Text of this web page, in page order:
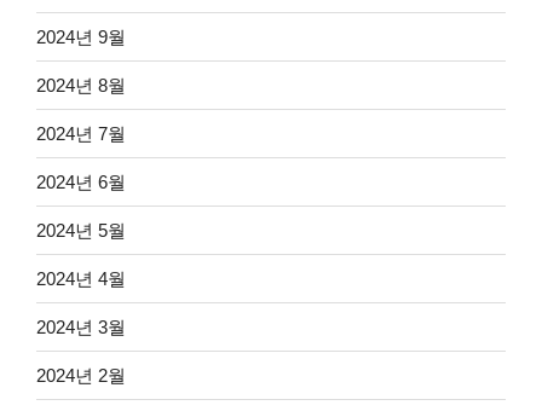
2024년 9월
2024년 8월
2024년 7월
2024년 6월
2024년 5월
2024년 4월
2024년 3월
2024년 2월